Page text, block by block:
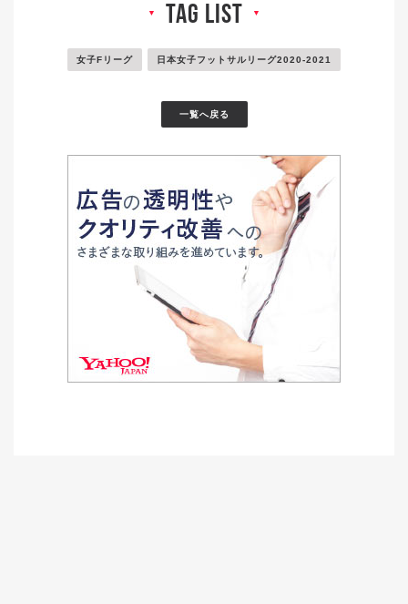
▼ tag list ▼
女子Fリーグ 日本女子フットサルリーグ2020-2021
一覧へ戻る